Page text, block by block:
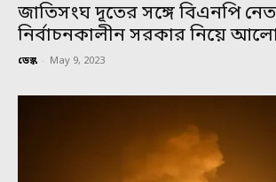
জাতিসংঘ দূতের সঙ্গে বিএনপি
নির্বাচনকালীন সরকার নিয়ে
ডেস্ক - May 9, 2023